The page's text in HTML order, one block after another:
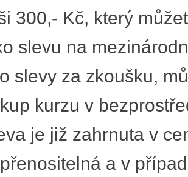
300,- Kč, který
slevu na
slevy za zkoušku,
kurzu v
je již zahrnuta v
a v